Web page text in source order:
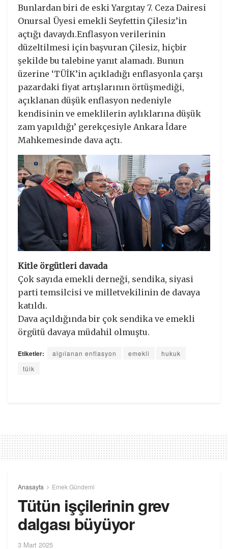
Bunlardan biri de eski Yargıtay 7. Ceza Dairesi
Onursal Üyesi emekli Seyfettin Çilesiz’in
açtığı davaydı.Enflasyon verilerinin
düzeltilmesi için başvuran Çilesiz, hiçbir
şekilde bu talebine yanıt alamadı. Bunun
üzerine ‘TÜİK’in açıkladığı enflasyonla çarşı
pazardaki fiyat artışlarının örtüşmediği,
açıklanan düşük enflasyon nedeniyle
kendisinin ve emeklilerin aylıklarına düşük
zam yapıldığı’ gerekçesiyle Ankara İdare
Mahkemesinde dava açtı.
Kitle örgütleri davada
Çok sayıda emekli derneği, sendika, siyasi
parti temsilcisi ve milletvekilinin de davaya
katıldı.
Dava açıldığında bir çok sendika ve emekli
örgütü davaya müdahil olmuştu.
Etiketler: algılanan enflasyon emekli
hukuk
tüik
Anasayfa Emek Gündemi
Tütün işçilerinin grev
dalgası büyüyor
3 Mart 2025